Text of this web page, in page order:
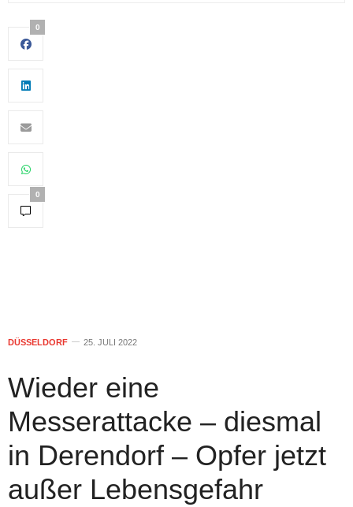
0
0
DÜSSELDORF 25. JULI 2022
Wieder eine
Messerattacke – diesmal
in Derendorf – Opfer jetzt
außer Lebensgefahr